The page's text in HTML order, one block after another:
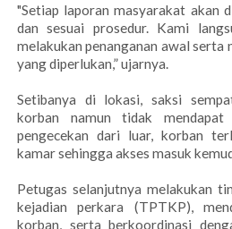
"Setiap laporan masyarakat akan
dan sesuai prosedur. Kami
melakukan penanganan awal serta
yang diperlukan,” ujarnya.
Setibanya di lokasi, saksi
korban namun tidak mendapat
pengecekan dari luar, korban
kamar sehingga akses masuk
Petugas selanjutnya melakukan
kejadian perkara (TPTKP),
korban, serta berkoordinasi